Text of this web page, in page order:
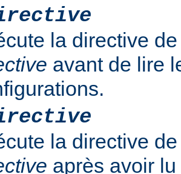
la directive
avant de lire
la directive
après avoir